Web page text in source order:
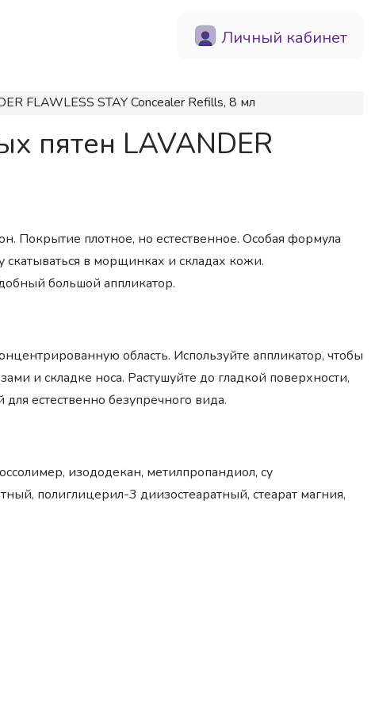
Личный кабинет
FLAWLESS STAY Concealer Refills, 8 мл
пятен LAVANDER
Покрытие плотное, но естественное. Особая формула
скатываться в морщинках и складах кожи.
большой аппликатор.
область. Используйте аппликатор, чтобы
и складке носа. Растушуйте до гладкой поверхности,
естественно безупречного вида.
изододекан, метилпропандиол, cy
полиглицерил-3 диизостеаратный, стеарат магния,